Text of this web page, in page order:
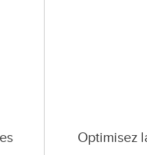
Optimisez